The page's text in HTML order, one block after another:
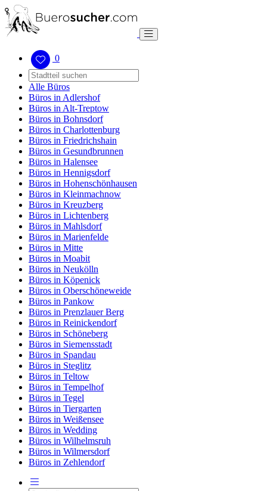
0
Alle Büros
Büros in Adlershof
Büros in Alt-Treptow
Büros in Bohnsdorf
Büros in Charlottenburg
Büros in Friedrichshain
Büros in Gesundbrunnen
Büros in Halensee
Büros in Hennigsdorf
Büros in Hohenschönhausen
Büros in Kleinmachnow
Büros in Kreuzberg
Büros in Lichtenberg
Büros in Mahlsdorf
Büros in Marienfelde
Büros in Mitte
Büros in Moabit
Büros in Neukölln
Büros in Köpenick
Büros in Oberschöneweide
Büros in Pankow
Büros in Prenzlauer Berg
Büros in Reinickendorf
Büros in Schöneberg
Büros in Siemensstadt
Büros in Spandau
Büros in Steglitz
Büros in Teltow
Büros in Tempelhof
Büros in Tegel
Büros in Tiergarten
Büros in Weißensee
Büros in Wedding
Büros in Wilhelmsruh
Büros in Wilmersdorf
Büros in Zehlendorf